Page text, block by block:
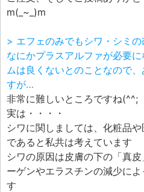
m(_~_)m
> エフェのみでもシワ・シミ
なにかプラスアルファが必要
ムは良くないとのことなので
すが…
非常に難しいところですね(^^;
実は・・・・
シワに関しましては、化粧品
であると私共は考えています
シワの原因は皮膚の下の「真
ーゲンやエラスチンの減少に
す